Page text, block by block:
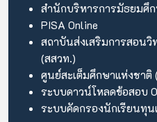
สำนักบริหารการมัธยมศึ
PISA Online
สถาบันส่งเสริมการสอนวิ
(สสวท.)
ศูนย์สะเต็มศึกษาแห่งชาติ
ระบบดาวน์โหลดข้อสอบ
ระบบคัดกรองนักเรียนทุน